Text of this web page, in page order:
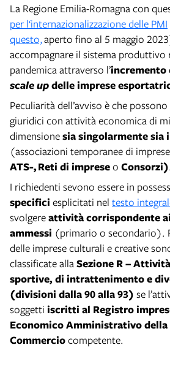
La Regione Emilia-Romagna con
per l‘internazionalizzazione delle PMI
questo,aperto fino al 5 maggio
accompagnare il sistema produttivo
pandemica attraverso l’incremento
scale updelle imprese
Peculiarità dell’avviso è che
giuridici con attività economica di
dimensionesia singolarmente sia
(associazioni temporanee di
ATS-,Reti di impreseo Consorzi).
I richiedenti sevono essere in
specifici esplicitati nel testo
svolgereattività corrispondente
ammessi (primario o secondario).
delle imprese culturali e creative
classificate allaSezione R –
sportive, di intrattenimento e
(divisioni dalla 90 alla 93) se
soggetti iscritti al Registro
Economico Amministrativo della
Commerciocompetente.